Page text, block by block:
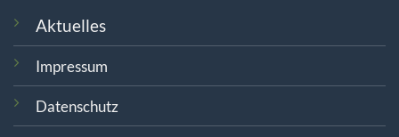
Aktuelles
Impressum
Datenschutz